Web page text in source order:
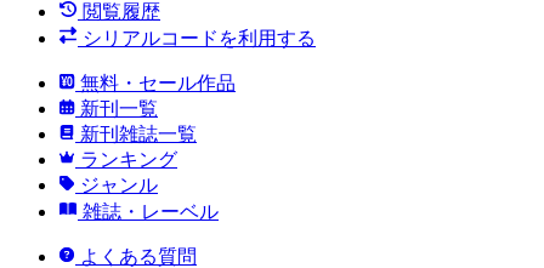
閲覧履歴
シリアルコードを利用する
無料・セール作品
新刊一覧
新刊雑誌一覧
ランキング
ジャンル
雑誌・レーベル
よくある質問